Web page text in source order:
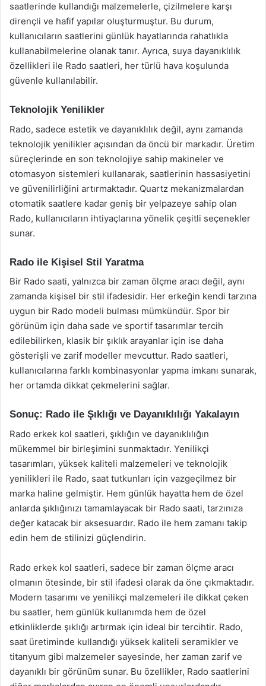
saatlerinde kullandığı malzemelerle, çizilmelere karşı
dirençli ve hafif yapılar oluşturmuştur. Bu durum,
kullanıcıların saatlerini günlük hayatlarında rahatlıkla
kullanabilmelerine olanak tanır. Ayrıca, suya dayanıklılık
özellikleri ile Rado saatleri, her türlü hava koşulunda
güvenle kullanılabilir.
Teknolojik Yenilikler
Rado, sadece estetik ve dayanıklılık değil, aynı zamanda
teknolojik yenilikler açısından da öncü bir markadır. Üretim
süreçlerinde en son teknolojiye sahip makineler ve
otomasyon sistemleri kullanarak, saatlerinin hassasiyetini
ve güvenilirliğini artırmaktadır. Quartz mekanizmalardan
otomatik saatlere kadar geniş bir yelpazeye sahip olan
Rado, kullanıcıların ihtiyaçlarına yönelik çeşitli seçenekler
sunar.
Rado ile Kişisel Stil Yaratma
Bir Rado saati, yalnızca bir zaman ölçme aracı değil, aynı
zamanda kişisel bir stil ifadesidir. Her erkeğin kendi tarzına
uygun bir Rado modeli bulması mümkündür. Spor bir
görünüm için daha sade ve sportif tasarımlar tercih
edilebilirken, klasik bir şıklık arayanlar için ise daha
gösterişli ve zarif modeller mevcuttur. Rado saatleri,
kullanıcılarına farklı kombinasyonlar yapma imkanı sunarak,
her ortamda dikkat çekmelerini sağlar.
Sonuç: Rado ile Şıklığı ve Dayanıklılığı Yakalayın
Rado erkek kol saatleri, şıklığın ve dayanıklılığın
mükemmel bir birleşimini sunmaktadır. Yenilikçi
tasarımları, yüksek kaliteli malzemeleri ve teknolojik
yenilikleri ile Rado, saat tutkunları için vazgeçilmez bir
marka haline gelmiştir. Hem günlük hayatta hem de özel
anlarda şıklığınızı tamamlayacak bir Rado saati, tarzınıza
değer katacak bir aksesuardır. Rado ile hem zamanı takip
edin hem de stilinizi güçlendirin.
Rado erkek kol saatleri, sadece bir zaman ölçme aracı
olmanın ötesinde, bir stil ifadesi olarak da öne çıkmaktadır.
Modern tasarımı ve yenilikçi malzemeleri ile dikkat çeken
bu saatler, hem günlük kullanımda hem de özel
etkinliklerde şıklığı artırmak için ideal bir tercihtir. Rado,
saat üretiminde kullandığı yüksek kaliteli seramikler ve
titanyum gibi malzemeler sayesinde, her zaman zarif ve
dayanıklı bir görünüm sunar. Bu özellikler, Rado saatlerini